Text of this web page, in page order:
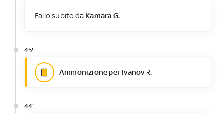
Fallo subito da Kamara G.
45'
Ammonizione per Ivanov R.
44'